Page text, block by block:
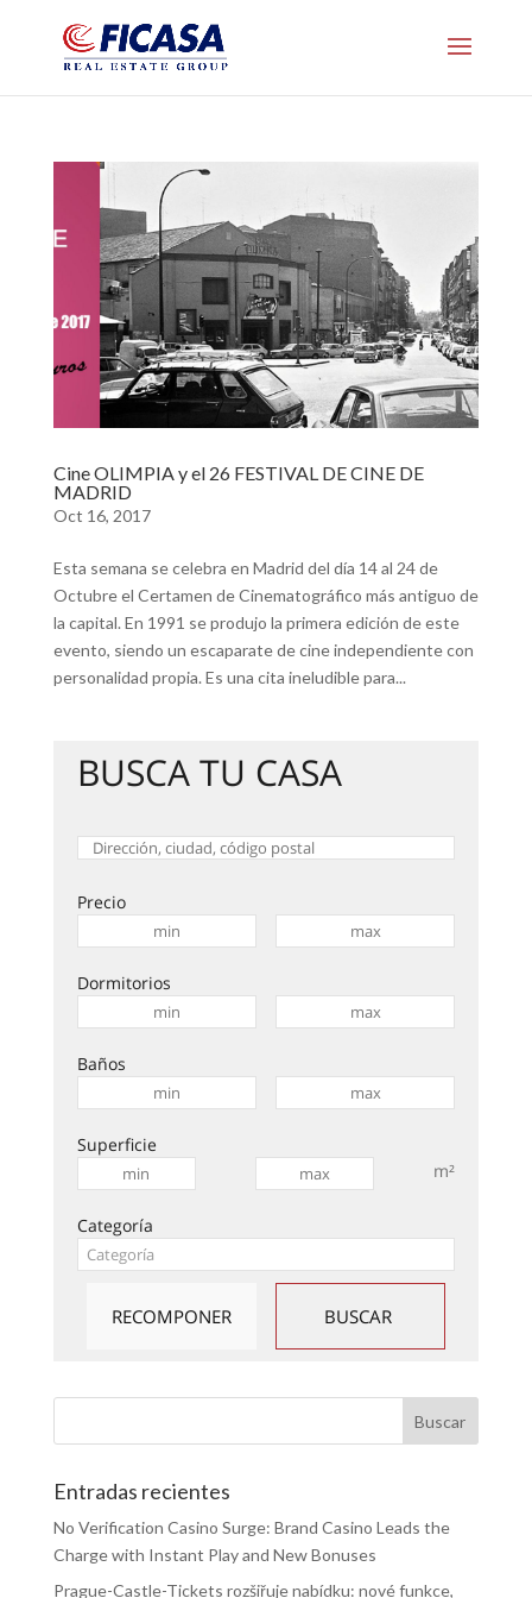
Cine OLIMPIA y el 26 FESTIVAL DE CINE DE
MADRID
Oct 16, 2017
Esta semana se celebra en Madrid del día 14 al 24 de
Octubre el Certamen de Cinematográfico más antiguo de
la capital. En 1991 se produjo la primera edición de este
evento, siendo un escaparate de cine independiente con
personalidad propia. Es una cita ineludible para...
BUSCA TU CASA
Precio
Dormitorios
Baños
Superficie
m²
Categoría
Entradas recientes
No Verification Casino Surge: Brand Casino Leads the
Charge with Instant Play and New Bonuses
Prague-Castle-Tickets rozšiřuje nabídku: nové funkce,